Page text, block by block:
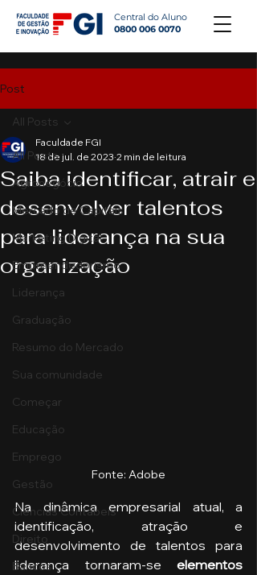
Central do Aluno
0800 006 0070
Post
All Posts
Agronegócio
Mercado de Capitais
Marketing Digital
Empreendedorismo
Liderança
Graduação
Resumo do Mercado
Sua comunidade
Começar
Educação
Emprego
Gestão
Ciências Contábeis
Direito
Bancos
All Posts
Saiba identificar, atrair e
desenvolver talentos
para liderança na sua
organização
Faculdade FGI
18 de jul. de 2023 2 min de leitura
Fonte: Adobe
Na dinâmica empresarial atual, a
identificação, atração e
desenvolvimento de talentos para
liderança tornaram-se elementos